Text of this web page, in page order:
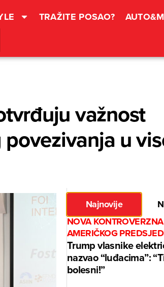
TRAŽITE POSAO?
važnost
u
Najnovije
NOVA
AMERIČKOG
Trump vlasnike
nazvao “luđacima”:
bolesni!”